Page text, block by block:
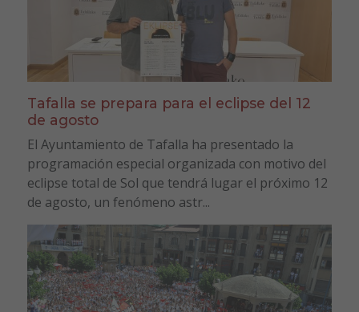
Tafalla se prepara para el eclipse del 12
de agosto
El Ayuntamiento de Tafalla ha presentado la
programación especial organizada con motivo del
eclipse total de Sol que tendrá lugar el próximo 12
de agosto, un fenómeno astr...